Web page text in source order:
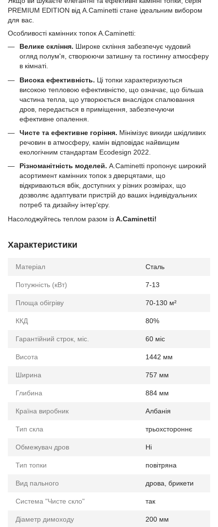
PREMIUM EDITION від A.Caminetti стане ідеальним вибором
для вас.
Особливості камінних топок A.Caminetti:
Велике скління. Широке скління забезпечує чудовий
огляд полум'я, створюючи затишну та гостинну атмосферу
в кімнаті.
Висока ефективність. Ці топки характеризуються
високою тепловою ефективністю, що означає, що більша
частина тепла, що утворюється внаслідок спалювання
дров, передається в приміщення, забезпечуючи
ефективне опалення.
Чисте та ефективне горіння. Мінімізує викиди шкідливих
речовин в атмосферу, камін відповідає найвищим
екологічним стандартам Ecodesign 2022.
Різноманітність моделей. A.Сaminetti пропонує широкий
асортимент камінних топок з дверцятами, що
відкриваються вбік, доступних у різних розмірах, що
дозволяє адаптувати пристрій до ваших індивідуальних
потреб та дизайну інтер'єру.
Насолоджуйтесь теплом разом із A.Caminetti!
Характеристики
Матеріал Сталь
Потужність (кВт) 7-13
Площа обігріву 70-130 м²
ККД 80%
Гарантійний строк, міс. 60 міс
Висота 1442 мм
Ширина 757 мм
Глибина 884 мм
Країна виробник Албанія
Тип скла трьохстороннє
Обмежувач дров Ні
Тип топки повітряна
Вид пального дрова, брикети
Система "Чисте скло" так
Діаметр димоходу 200 мм